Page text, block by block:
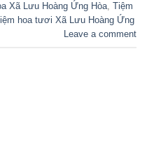
Xã Lưu Hoàng Ứng Hòa Tiệm
hoa tươi Xã Lưu Hoàng Ứng
Leave a comment